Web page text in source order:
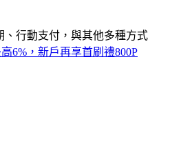
、行動支付，與其他多種方式
6%，新戶再享首刷禮800P